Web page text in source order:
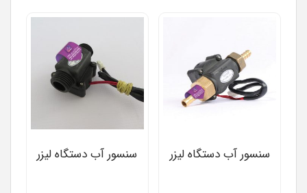
سنسور آب دستگاه لیزر سنسور آب دستگاه لیزر